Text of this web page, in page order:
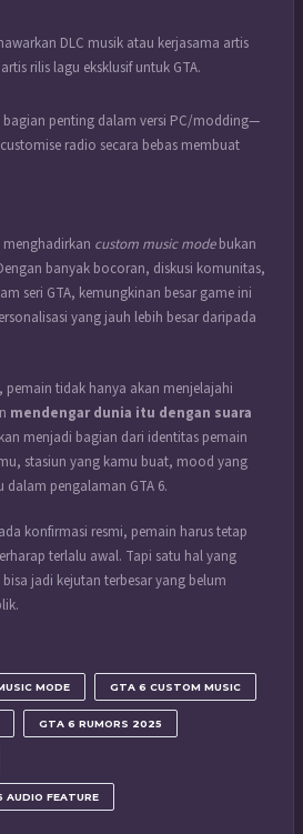
DLC musik atau kerjasama artis
rilis lagu eksklusif untuk GTA.
bagian penting dalam versi PC/modding—
radio secara bebas membuat
menghadirkan custom music modebukan
banyak bocoran, diskusi komunitas,
seri GTA, kemungkinan besar game ini
yang jauh lebih besar daripada
pemain tidak hanya akan menjelajahi
mendengar dunia itu dengan suara
menjadi bagian dari identitas pemain
stasiun yang kamu buat, mood yang
pengalaman GTA 6.
konfirmasi resmi, pemain harus tetap
terlalu awal. Tapi satu hal yang
jadi kejutan terbesar yang belum
MODE GTA 6 CUSTOM MUSIC
GTA 6 RUMORS 2025
AUDIO FEATURE